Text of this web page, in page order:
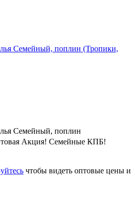
Семейный, поплин (Тропики,
Семейный, поплин
Акция! Семейные КПБ!
чтобы видеть оптовые цены и